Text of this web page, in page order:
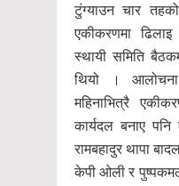
टुंग्याउन चार
एकीकरणमा
स्थायी समिति
थियो ।
महिनाभित्रै
कार्यदल बनाए
रामबहादुर थापा
केपी ओली र